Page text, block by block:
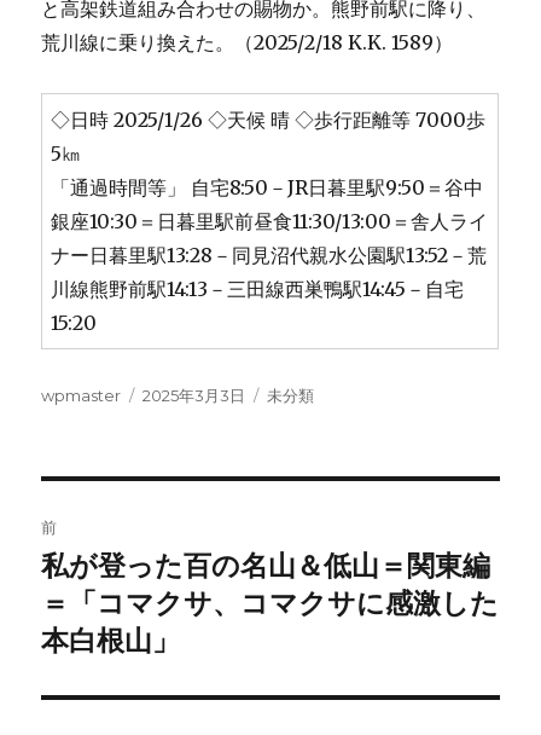
と高架鉄道組み合わせの賜物か。熊野前駅に降り、
荒川線に乗り換えた。（2025/2/18 K.K. 1589）
◇日時 2025/1/26 ◇天候 晴 ◇歩行距離等 7000歩
5㎞
「通過時間等」 自宅8:50－JR日暮里駅9:50＝谷中
銀座10:30＝日暮里駅前昼食11:30/13:00＝舎人ライ
ナー日暮里駅13:28－同見沼代親水公園駅13:52－荒
川線熊野前駅14:13－三田線西巣鴨駅14:45－自宅
15:20
投
wpmaster
投
2025年3月3日
カ
未分類
稿
ナ
ビ
ゲ
前
前
の
投
私が登った百の名山＆低山＝関東編
＝「コマクサ、コマクサに感激した
本白根山」